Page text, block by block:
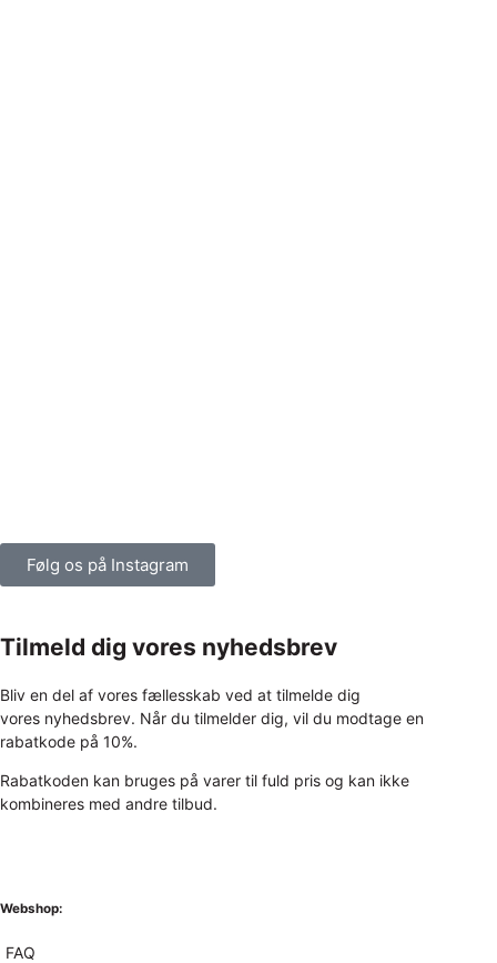
Følg os på Instagram
Tilmeld dig vores nyhedsbrev
Bliv en del af vores fællesskab ved at tilmelde dig
vores nyhedsbrev. Når du tilmelder dig, vil du modtage en
rabatkode på 10%.
Rabatkoden kan bruges på varer til fuld pris og kan ikke
kombineres med andre tilbud.
Webshop:
FAQ